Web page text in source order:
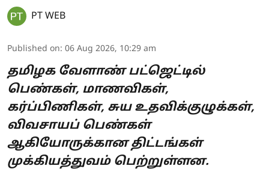
PT WEB
Published on: 06 Aug 2026, 10:29 am
தமிழக வேளாண் பட்ஜெட்டில்
பெண்கள், மாணவிகள்,
கர்ப்பிணிகள், சுய உதவிக்குழுக்கள்,
விவசாயப் பெண்கள்
ஆகியோருக்கான திட்டங்கள்
முக்கியத்துவம் பெற்றுள்ளன.